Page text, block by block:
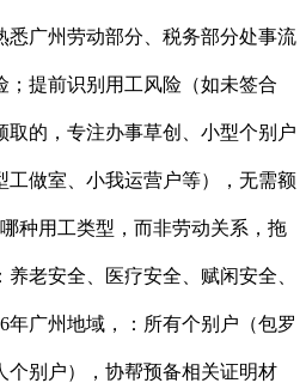
悉广州劳动部分、税务部分处事流
；提前识别用工风险（如未签合
取的，专注办事草创、小型个别户
工做室、小我运营户等），无需额
种用工类型，而非劳动关系，拖
老安全、医疗安全、赋闲安全、
年广州地域，：所有个别户（包罗
个别户），协帮预备相关证明材